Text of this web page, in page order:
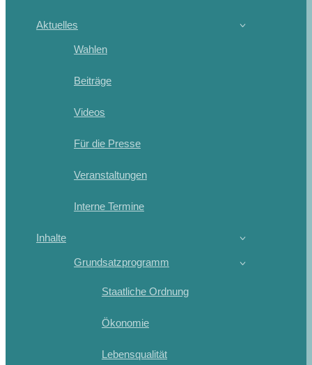
Aktuelles
Wahlen
Beiträge
Videos
Für die Presse
Veranstaltungen
Interne Termine
Inhalte
Grundsatzprogramm
Staatliche Ordnung
Ökonomie
Lebensqualität